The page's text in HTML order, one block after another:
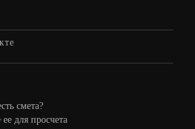
смета?
для просчета